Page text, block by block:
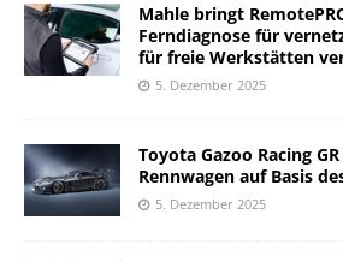
Mahle bringt
Ferndiagnose für
für freie Werkstätten
5. Dezember 2025
Toyota Gazoo Racing GR
Rennwagen auf Basis
5. Dezember 2025